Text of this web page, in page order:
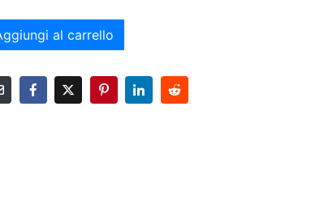
al carrello